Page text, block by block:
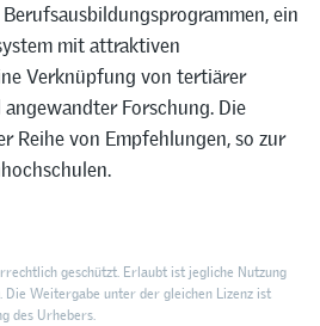
ein
mit attraktiven
Verknüpfung von tertiärer
Forschung. Die
Reihe von Empfehlungen, so zur
geschützt. Erlaubt ist jegliche Nutzung
Die Weitergabe unter der gleichen Lizenz ist
des Urhebers.